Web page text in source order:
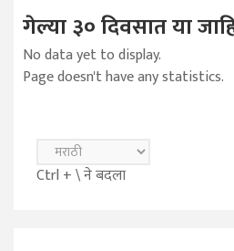
गेल्या ३० दिवसात या
No data yet to display.
Page doesn't have any statistics.
Ctrl + \ ने बदला